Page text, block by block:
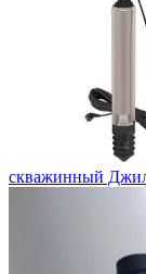
скважинный